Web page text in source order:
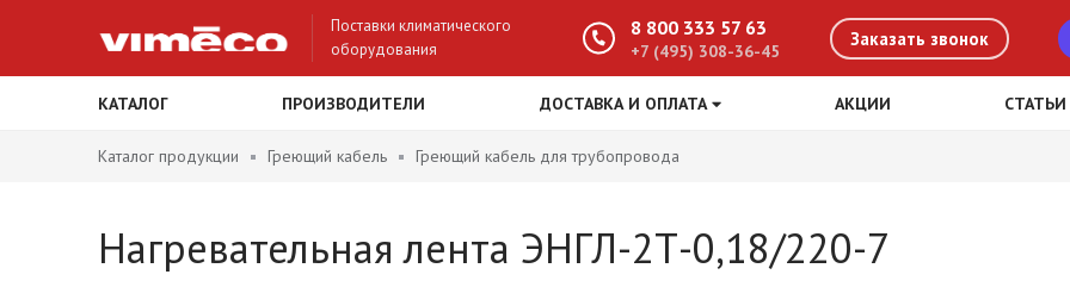
Поставки климатического
оборудования
8 800 333 57 63
+7 (495) 308-36-45
Заказать звонок
КАТАЛОГ ПРОИЗВОДИТЕЛИ ДОСТАВКА И ОПЛАТА АКЦИИ СТАТЬИ
Каталог продукции Греющий кабель Греющий кабель для трубопровода
Нагревательная лента ЭНГЛ-2Т-0,18/220-7